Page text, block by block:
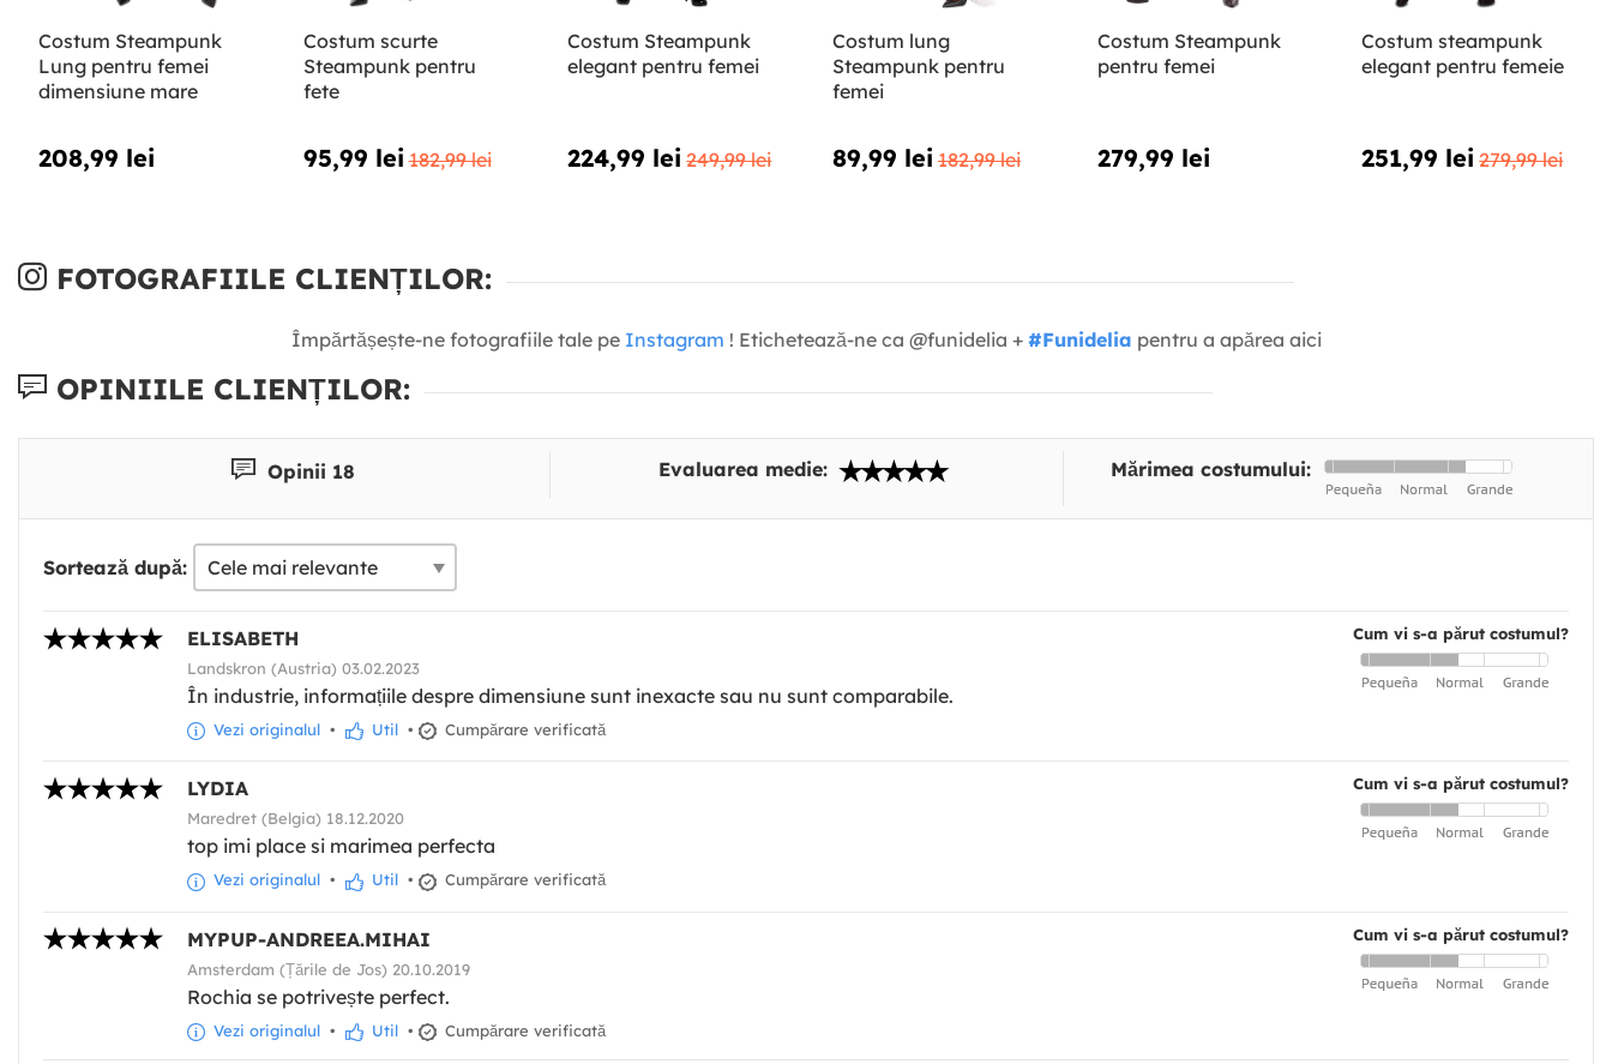
Costum Steampunk
Lung pentru femei
dimensiune mare
208,99 lei
Costum scurte
Steampunk pentru
fete
95,99 lei 182,99 lei
Costum Steampunk
elegant pentru femei
224,99 lei 249,99 lei
Costum lung
Steampunk pentru
femei
89,99 lei 182,99 lei
Costum Steampunk
pentru femei
279,99 lei
Costum steampunk
elegant pentru femeie
251,99 lei 279,99 lei
FOTOGRAFIILE CLIENȚILOR:
Împărtășește-ne fotografiile tale pe Instagram ! Etichetează-ne ca @funidelia + #Funidelia pentru a apărea aici
OPINIILE CLIENȚILOR:
Opinii 18 Evaluarea medie: Mărimea costumului:
Sortează după:
Cum vi s-a părut costumul?
ELISABETH
Landskron (Austria) 03.02.2023
În industrie, informațiile despre dimensiune sunt inexacte sau nu sunt comparabile.
Vezi originalul • Util • Cumpărare verificată
Cum vi s-a părut costumul?
LYDIA
Maredret (Belgia) 18.12.2020
top imi place si marimea perfecta
Vezi originalul • Util • Cumpărare verificată
Cum vi s-a părut costumul?
MYPUP-ANDREEA.MIHAI
Amsterdam (Țările de Jos) 20.10.2019
Rochia se potrivește perfect.
Vezi originalul • Util • Cumpărare verificată